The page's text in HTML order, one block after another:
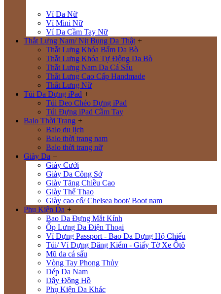
Ví Da Nữ
Ví Mini Nữ
Ví Da Cầm Tay Nữ
Thắt Lưng Nam/ Nịt Bụng Da Thật +
Thắt Lưng Khóa Bấm Da Bò
Thắt Lưng Khóa Tự Động Da Bò
Thắt Lưng Nam Da Cá Sấu
Thắt Lưng Cao Cấp Handmade
Thắt Lưng Nữ
Túi Da Đựng iPad +
Túi Đeo Chéo Đựng iPad
Túi Đựng iPad Cầm Tay
Balo Thời Trang +
Balo du lịch
Balo thời trang nam
Balo thời trang nữ
Giày Da +
Giày Cưới
Giày Da Công Sở
Giày Tăng Chiều Cao
Giày Thể Thao
Giày cao cổ/ Chelsea boot/ Boot nam
Phụ Kiện Da +
Bao Da Đựng Mắt Kính
Ốp Lưng Da Điện Thoại
Ví Đựng Passport - Bao Da Đựng Hộ Chiếu
Túi/ Ví Đựng Đăng Kiểm - Giấy Tờ Xe Ôtô
Mũ da cá sấu
Vòng Tay Phong Thủy
Dép Da Nam
Dây Đồng Hồ
Phụ Kiện Da Khác